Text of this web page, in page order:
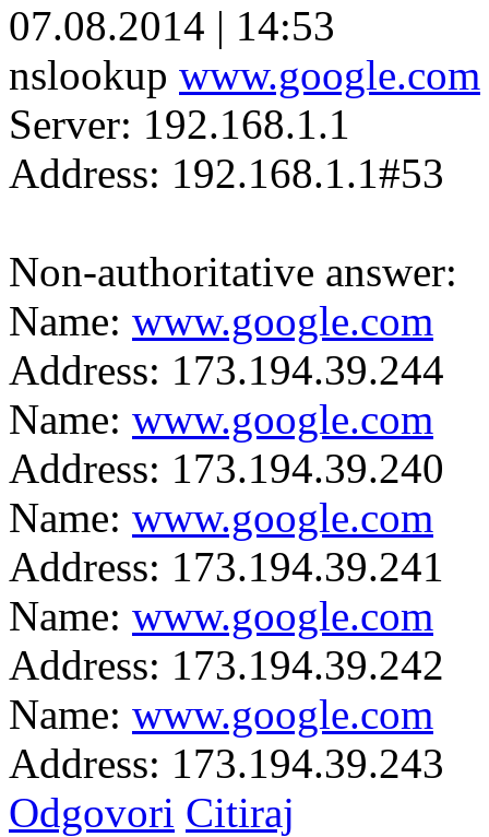
07.08.2014 | 14:53
nslookup www.google.com
Server: 192.168.1.1
Address: 192.168.1.1#53
Non-authoritative answer:
Name: www.google.com
Address: 173.194.39.244
Name: www.google.com
Address: 173.194.39.240
Name: www.google.com
Address: 173.194.39.241
Name: www.google.com
Address: 173.194.39.242
Name: www.google.com
Address: 173.194.39.243
Odgovori Citiraj